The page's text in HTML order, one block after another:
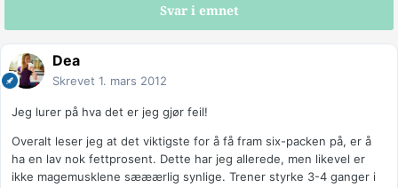
Svar i emnet
Dea
Skrevet 1. mars 2012
Jeg lurer på hva det er jeg gjør feil!
Overalt leser jeg at det viktigste for å få fram six-packen på, er å
ha en lav nok fettprosent. Dette har jeg allerede, men likevel er
ikke magemusklene sææærlig synlige. Trener styrke 3-4 ganger i